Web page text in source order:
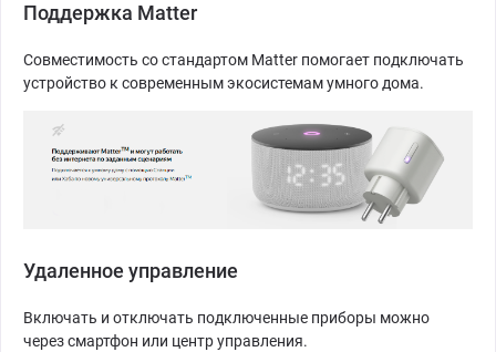
Поддержка Matter
Совместимость со стандартом Matter помогает подключать
устройство к современным экосистемам умного дома.
Удаленное управление
Включать и отключать подключенные приборы можно
через смартфон или центр управления.